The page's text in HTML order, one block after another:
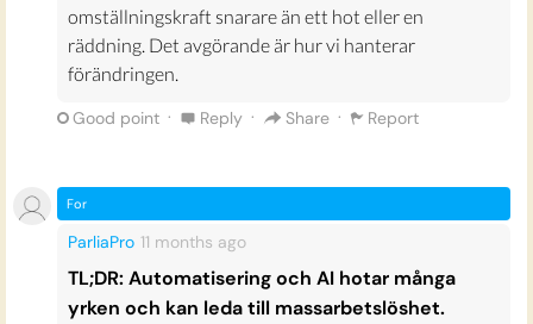
omställningskraft snarare än ett hot eller en
räddning. Det avgörande är hur vi hanterar
förändringen.
Good point · Reply · Share · Report
For
ParliaPro 11 months ago
TL;DR: Automatisering och AI hotar många
yrken och kan leda till massarbetslöshet.